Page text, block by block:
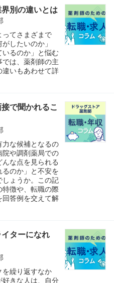
別の違いとは
ってさまざまで
したいのか」
いるのか」と悩む
は、薬剤師の主
違いもあわせて詳
で聞かれるこ
力な候補となるの
院や調剤薬局での
な点を見られる
のか」と不安を
しょうか。この記
徴や、転職の際
回答例を交えて解
ターになれ
を繰り返すなか
好きな人は、自分